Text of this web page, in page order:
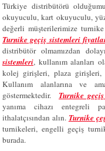
Türkiye distribütörü
okuyuculu, kart okuyuculu,
değerli müşterilerimize
Turnike geçiş sistemleri
distribütör olmamızdan
sistemleri, kullanım alanları
kolej girişleri, plaza
Kullanım alanlarına ve
göstermektedir. Turnike
yanıma cihazı entegreli
ithalatçısından alın. Turnike
turnikeleri, engelli geçiş
burada.